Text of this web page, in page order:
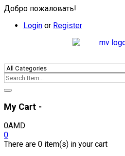
Добро пожаловать!
Login or Register
My Cart -
0AMD
0
There are 0 item(s) in your cart